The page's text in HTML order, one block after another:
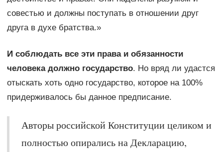
совестью и должны поступать в отношении друг
друга в духе братства.»
И соблюдать все эти права и обязанности
человека должно государство. Но вряд ли удастся
отыскать хоть одно государство, которое на 100%
придерживалось бы данное предписание.
Авторы российской Конституции целиком и
полностью опирались на Декларацию,